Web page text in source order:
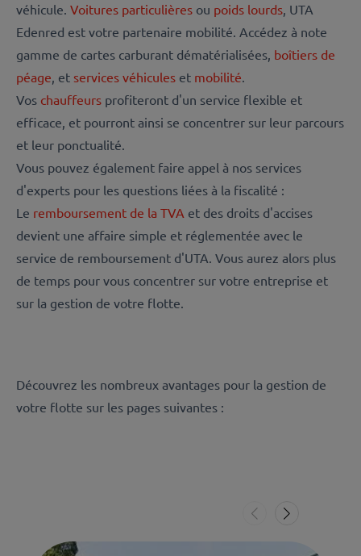
véhicule. Voitures particulières ou poids lourds, UTA
Edenred est votre partenaire mobilité. Accédez à note
gamme de cartes carburant dématérialisées, boîtiers de
péage, et services véhicules et mobilité.
Vos chauffeurs profiteront d'un service flexible et
efficace, et pourront ainsi se concentrer sur leur parcours
et leur ponctualité.
Vous pouvez également faire appel à nos services
d'experts pour les questions liées à la fiscalité :
Le remboursement de la TVA et des droits d'accises
devient une affaire simple et réglementée avec le
service de remboursement d'UTA. Vous aurez alors plus
de temps pour vous concentrer sur votre entreprise et
sur la gestion de votre flotte.
Découvrez les nombreux avantages pour la gestion de
votre flotte sur les pages suivantes :